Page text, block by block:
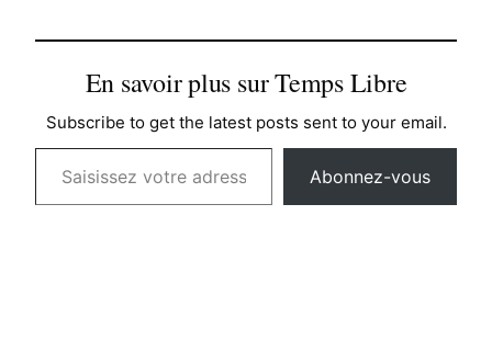
En savoir plus sur Temps Libre
Subscribe to get the latest posts sent to your email.
Saisissez votre adresse e-mail…
Abonnez-vous